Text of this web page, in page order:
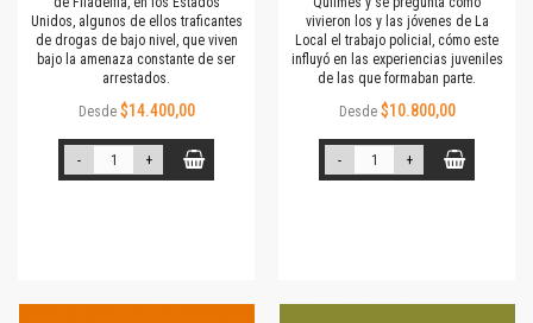
Unidos, algunos de ellos traficantes
de drogas de bajo nivel, que viven
bajo la amenaza constante de ser
arrestados.
Desde $14.400,00
- +
vivieron los y las jóvenes de La
Local el trabajo policial, cómo este
influyó en las experiencias juveniles
de las que formaban parte.
Desde $10.800,00
- +